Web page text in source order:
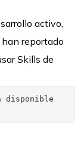
activo,
reportado
Skills de
disponible